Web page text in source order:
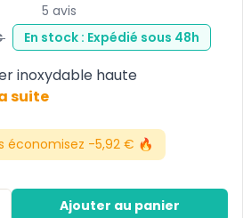
5 avis
En stock : Expédié sous 48h
inoxydable haute
suite
économisez -5,92 € 🔥
Ajouter au panier